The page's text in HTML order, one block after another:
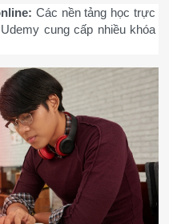
Các nền tảng học trực
cung cấp nhiều khóa